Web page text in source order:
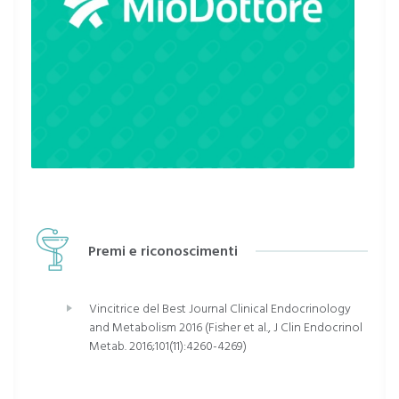
Premi e riconoscimenti
Vincitrice del Best Journal Clinical Endocrinology
and Metabolism 2016 (Fisher et al., J Clin Endocrinol
Metab. 2016;101(11):4260-4269)